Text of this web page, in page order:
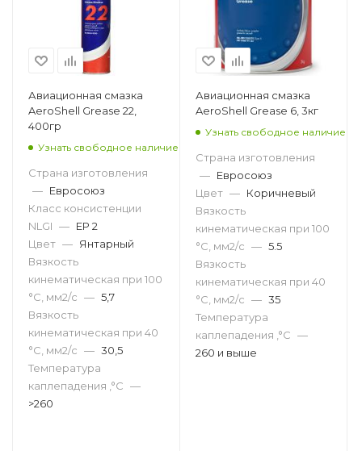
Авиационная смазка
AeroShell Grease 22,
400гр
Узнать свободное наличие
Страна изготовления
— Евросоюз
Класс консистенции
NLGI — EP 2
Цвет — Янтарный
Вязкость
кинематическая при 100
°С, мм2/с — 5,7
Вязкость
кинематическая при 40
°С, мм2/с — 30,5
Температура
каплепадения ,°C —
>260
Авиационная смазка
AeroShell Grease 6, 3кг
Узнать свободное наличие
Страна изготовления
— Евросоюз
Цвет — Коричневый
Вязкость
кинематическая при 100
°С, мм2/с — 5.5
Вязкость
кинематическая при 40
°С, мм2/с — 35
Температура
каплепадения ,°C —
260 и выше